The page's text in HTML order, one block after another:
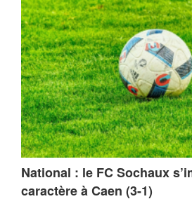
National : le FC Sochaux
caractère à Caen (3-1)